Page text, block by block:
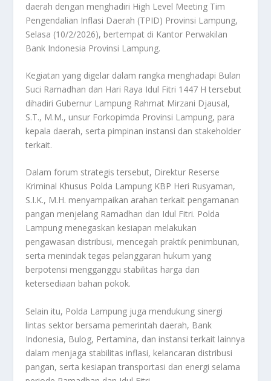
daerah dengan menghadiri High Level Meeting Tim
Pengendalian Inflasi Daerah (TPID) Provinsi Lampung,
Selasa (10/2/2026), bertempat di Kantor Perwakilan
Bank Indonesia Provinsi Lampung.
Kegiatan yang digelar dalam rangka menghadapi Bulan
Suci Ramadhan dan Hari Raya Idul Fitri 1447 H tersebut
dihadiri Gubernur Lampung Rahmat Mirzani Djausal,
S.T., M.M., unsur Forkopimda Provinsi Lampung, para
kepala daerah, serta pimpinan instansi dan stakeholder
terkait.
Dalam forum strategis tersebut, Direktur Reserse
Kriminal Khusus Polda Lampung KBP Heri Rusyaman,
S.I.K., M.H. menyampaikan arahan terkait pengamanan
pangan menjelang Ramadhan dan Idul Fitri. Polda
Lampung menegaskan kesiapan melakukan
pengawasan distribusi, mencegah praktik penimbunan,
serta menindak tegas pelanggaran hukum yang
berpotensi mengganggu stabilitas harga dan
ketersediaan bahan pokok.
Selain itu, Polda Lampung juga mendukung sinergi
lintas sektor bersama pemerintah daerah, Bank
Indonesia, Bulog, Pertamina, dan instansi terkait lainnya
dalam menjaga stabilitas inflasi, kelancaran distribusi
pangan, serta kesiapan transportasi dan energi selama